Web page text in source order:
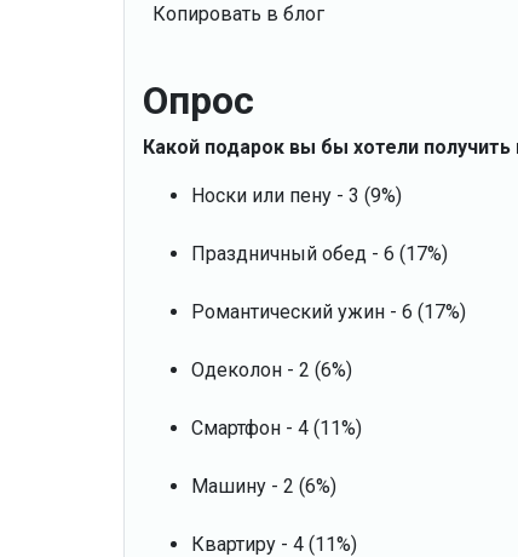
Копировать в блог
Опрос
Какой подарок вы бы хотели получить
Носки или пену - 3 (9%)
Праздничный обед - 6 (17%)
Романтический ужин - 6 (17%)
Одеколон - 2 (6%)
Смартфон - 4 (11%)
Машину - 2 (6%)
Квартиру - 4 (11%)